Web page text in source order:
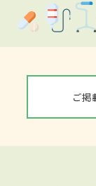
ご掲